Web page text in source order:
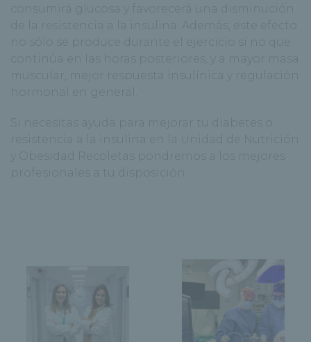
consumirá glucosa y favorecerá una disminución
de la resistencia a la insulina. Además, este efecto
no sólo se produce durante el ejercicio si no que
continúa en las horas posteriores, y a mayor masa
muscular, mejor respuesta insulínica y regulación
hormonal en general.
Si necesitas ayuda para mejorar tu diabetes o
resistencia a la insulina en la Unidad de Nutrición
y Obesidad Recoletas pondremos a los mejores
profesionales a tu disposición.